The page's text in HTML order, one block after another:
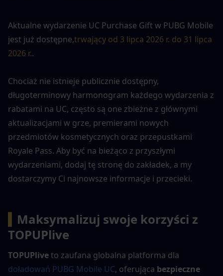
Aktualne wydarzenie UC Purchase Gift w PUBG Mobile
jest już dostępne,trwający od 3 lipca 2026 r. do 31 lipca
2026 r..
Chociaż nie istnieje publicznie dostępny,
długoterminowy harmonogram każdego wydarzenia z
rabatami na UC, często są one zbieżne z głównymi
aktualizacjami w grze, premierami nowych
przedmiotów kosmetycznych oraz przepustkami
Royale Pass. Aby być na bieżąco z przyszłymi
wydarzeniami, dodaj tę stronę do zakładek, a my
dostarczymy Ci najnowsze informacje i przecieki.
Maksymalizuj swoje korzyści z
TOPUPlive
TOPUPlive
doładowań PUBG Mobile UC, oferująca bezpieczne